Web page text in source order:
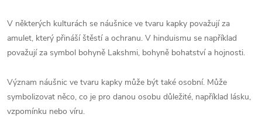
V některých kulturách se náušnice ve tvaru kapky považují za
amulet, který přináší štěstí a ochranu. V hinduismu se například
považují za symbol bohyně Lakshmi, bohyně bohatství a hojnosti.
Význam náušnic ve tvaru kapky může být také osobní. Může
symbolizovat něco, co je pro danou osobu důležité, například lásku,
vzpomínku nebo víru.